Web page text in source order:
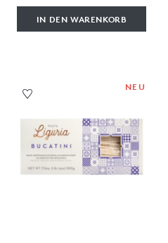
IN DEN WARENKORB
NEU